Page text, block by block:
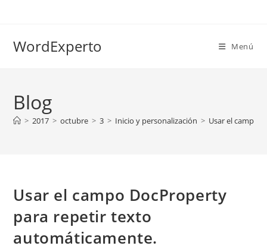
WordExperto Menú
Blog
> 2017 > octubre > 3 > Inicio y personalización > Usar el campo
Usar el campo DocProperty
para repetir texto
automáticamente.